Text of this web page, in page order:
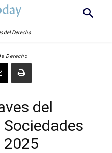
del Derecho
Derecho
del
2025